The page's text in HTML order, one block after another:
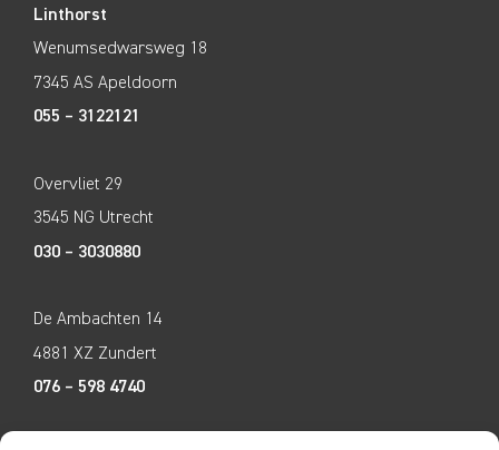
Linthorst
Wenumsedwarsweg 18
7345 AS Apeldoorn
055 – 3122121
Overvliet 29
3545 NG Utrecht
030 – 3030880
De Ambachten 14
4881 XZ Zundert
076 – 598 4740